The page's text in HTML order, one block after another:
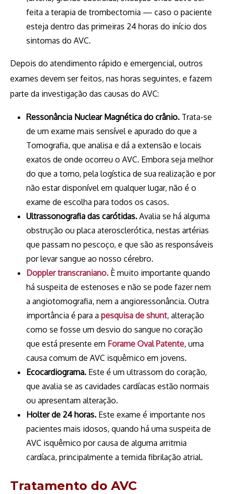
feita a terapia de trombectomia — caso o paciente
esteja dentro das primeiras 24 horas do início dos
sintomas do AVC.
Depois do atendimento rápido e emergencial, outros
exames devem ser feitos, nas horas seguintes, e fazem
parte da investigação das causas do AVC:
Ressonância Nuclear Magnética do crânio. Trata-se
de um exame mais sensível e apurado do que a
Tomografia, que analisa e dá a extensão e locais
exatos de onde ocorreu o AVC. Embora seja melhor
do que a tomo, pela logística de sua realização e por
não estar disponível em qualquer lugar, não é o
exame de escolha para todos os casos.
Ultrassonografia das carótidas. Avalia se há alguma
obstrução ou placa aterosclerótica, nestas artérias
que passam no pescoço, e que são as responsáveis
por levar sangue ao nosso cérebro.
Doppler transcraniano. È muito importante quando
há suspeita de estenoses e não se pode fazer nem
a angiotomografia, nem a angioressonância. Outra
importância é para a pesquisa de shunt, alteração
como se fosse um desvio do sangue no coração
que está presente em Forame Oval Patente, uma
causa comum de AVC isquêmico em jovens.
Ecocardiograma. Este é um ultrassom do coração,
que avalia se as cavidades cardíacas estão normais
ou apresentam alteração.
Holter de 24 horas. Este exame é importante nos
pacientes mais idosos, quando há uma suspeita de
AVC isquêmico por causa de alguma arritmia
cardíaca, principalmente a temida fibrilação atrial.
Tratamento do AVC